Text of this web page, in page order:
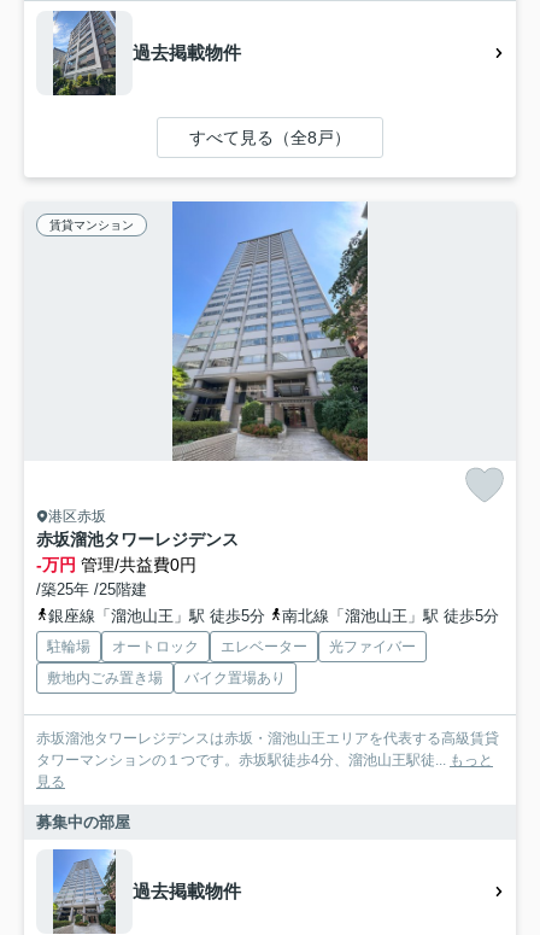
過去掲載物件
すべて見る（全8戸）
賃貸マンション
港区赤坂
赤坂溜池タワーレジデンス
-万円 管理/共益費0円
/築25年 /25階建
銀座線「溜池山王」駅 徒歩5分
南北線「溜池山王」駅 徒歩5分
駐輪場 オートロック エレベーター
光ファイバー
敷地内ごみ置き場
バイク置場あり
赤坂溜池タワーレジデンスは赤坂・溜池山王エリアを代表する高級賃貸
タワーマンションの１つです。赤坂駅徒歩4分、溜池山王駅徒... もっと
見る
募集中の部屋
過去掲載物件